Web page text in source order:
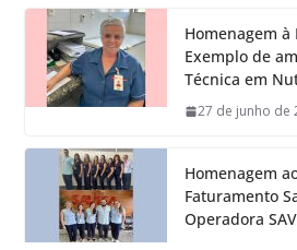
Homenagem à
Exemplo de
Técnica em
27 de junho de
Homenagem
Faturamento
Operadora